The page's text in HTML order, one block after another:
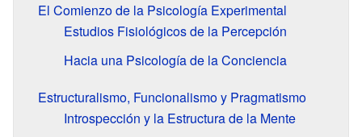
El Comienzo de la Psicología Experimental
Estudios Fisiológicos de la Percepción
Hacia una Psicología de la Conciencia
Estructuralismo, Funcionalismo y Pragmatismo
Introspección y la Estructura de la Mente